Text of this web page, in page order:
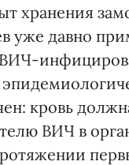
хранения
уже давно
кровь
ВИЧ в